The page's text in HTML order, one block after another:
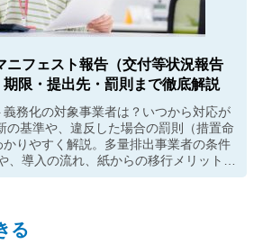
ニフェスト報告（交付等状況報告
限・提出先・罰則まで徹底解説
務化の対象事業者は？いつから対応が
の基準や、違反した場合の罰則（措置命
りやすく解説。多量排出事業者の条件
、導入の流れ、紙からの移行メリットま
。
る